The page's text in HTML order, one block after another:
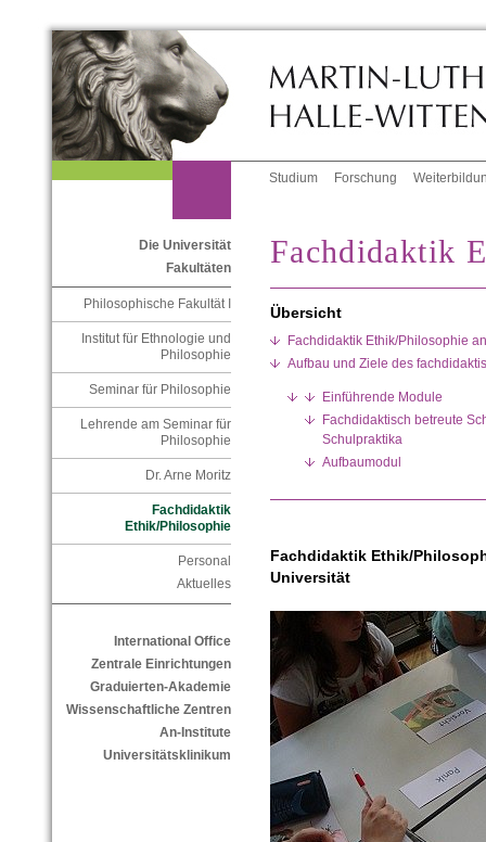
Studium Forschung
Die Universität
Fakultäten
Philosophische Fakultät I
Institut für Ethnologie und
Philosophie
Seminar für Philosophie
Lehrende am Seminar für
Philosophie
Dr. Arne Moritz
Fachdidaktik
Ethik/Philosophie
Personal
Aktuelles
International Office
Zentrale Einrichtungen
Graduierten-Akademie
Wissenschaftliche Zentren
An-Institute
Universitätsklinikum
Fachdidaktik
Übersicht
Fachdidaktik Ethik/Philosophie
Aufbau und Ziele des
Einführende Module
Fachdidaktisch betreute
Schulpraktika
Aufbaumodul
Fachdidaktik Ethik/
Universität